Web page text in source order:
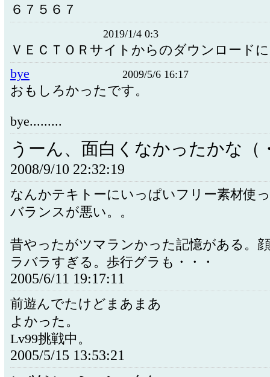
６７５６７
2019/1/4 0:3
ＶＥＣＴＯＲサイトからのダウンロード
bye
2009/5/6 16:17
おもしろかったです。
bye.........
うーん、面白くなかったかな（
2008/9/10 22:32:19
なんかテキトーにいっぱいフリー素材使
バランスが悪い。。
昔やったがツマランかった記憶がある。
ラバラすぎる。歩行グラも・・・
2005/6/11 19:17:11
前遊んでたけどまあまあ
よかった。
Lv99挑戦中。
2005/5/15 13:53:21